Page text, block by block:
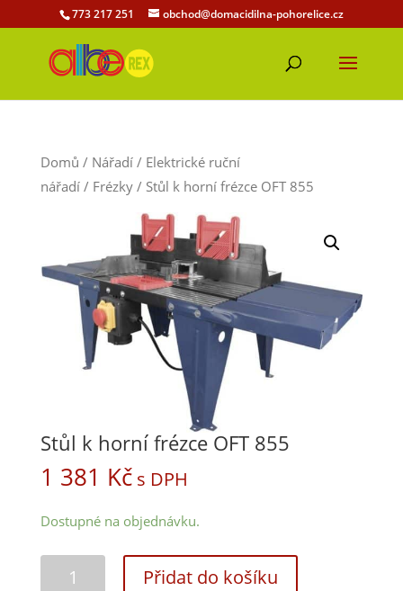
773 217 251 obchod@domacidilna-pohorelice.cz
Domů / Nářadí/ Elektrické ruční
nářadí/ Frézky/ Stůl k horní frézce OFT 855
Stůl k horní frézce OFT 855
1 381 Kč s DPH
Dostupné na objednávku.
Přidat do košíku